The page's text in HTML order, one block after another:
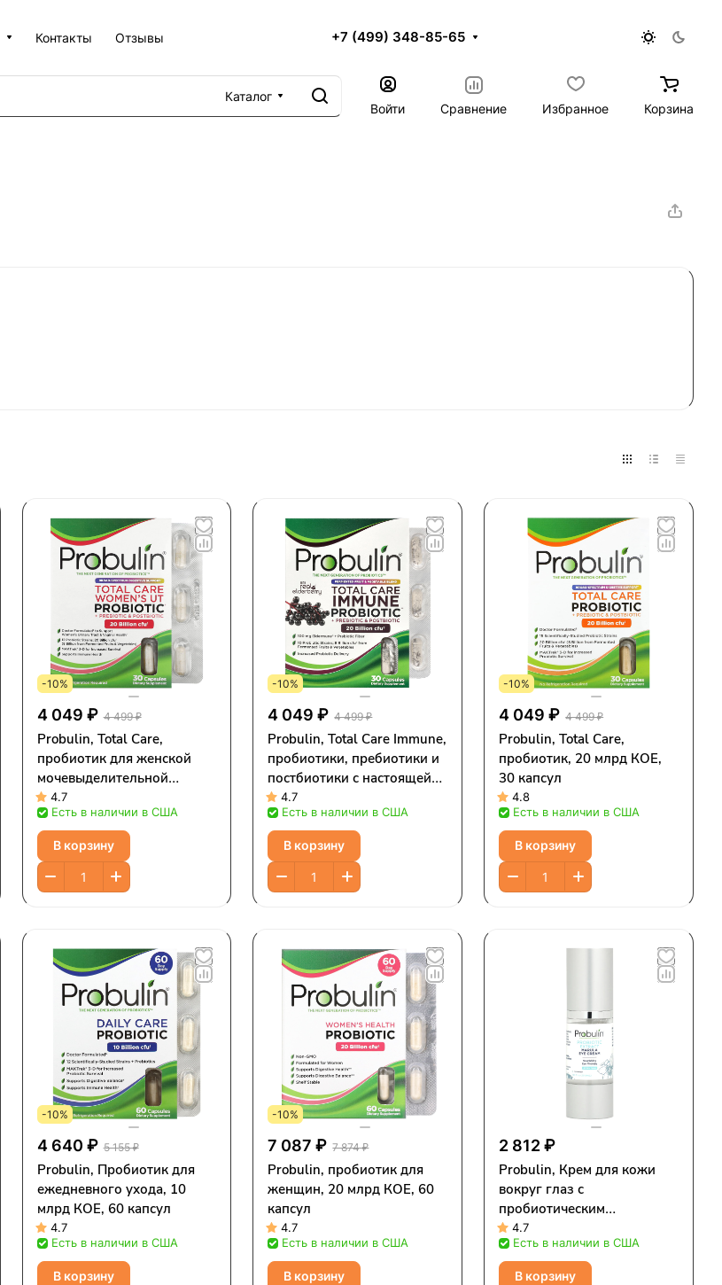
Контакты Отзывы +7 (499) 348-85-65
Каталог
Войти
Сравнение Избранное Корзина
-10%
4 049 ₽ 4 499 ₽
Probulin, Total Care,
пробиотик для женской
мочевыделительной
системы, 20 млрд КОЕ, 30
капсул
4.7
Есть в наличии в США
В корзину
-10%
4 049 ₽ 4 499 ₽
Probulin, Total Care Immune,
пробиотики, пребиотики и
постбиотики с настоящей
бузиной, 20 млрд, 30
капсул (20 млрд КОЕ в 1
капсуле)
4.7
Есть в наличии в США
В корзину
-10%
4 049 ₽ 4 499 ₽
Probulin, Total Care,
пробиотик, 20 млрд КОЕ,
30 капсул
4.8
Есть в наличии в США
В корзину
-10%
4 640 ₽ 5 155 ₽
Probulin, Пробиотик для
ежедневного ухода, 10
млрд КОЕ, 60 капсул
4.7
Есть в наличии в США
В корзину
-10%
7 087 ₽ 7 874 ₽
Probulin, пробиотик для
женщин, 20 млрд КОЕ, 60
капсул
4.7
Есть в наличии в США
В корзину
2 812 ₽
Probulin, Крем для кожи
вокруг глаз с
пробиотическим
экстрактом марулы, без
запаха, 29,9 мл (1,01 жидк.
Унции)
4.7
Есть в наличии в США
В корзину